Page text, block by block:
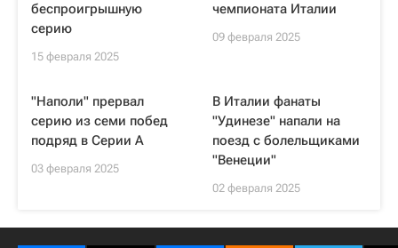
беспроигрышную
серию
15 февраля 2025
чемпионата Италии
09 февраля 2025
"Наполи" прервал
серию из семи побед
подряд в Серии А
03 февраля 2025
В Италии фанаты
"Удинезе" напали на
поезд с болельщиками
"Венеции"
02 февраля 2025